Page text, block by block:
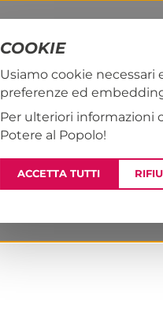
PAP!
COOKIE
Usiamo cookie necessari
preferenze ed
Per ulteriori informazioni
Potere al Popolo!
ACCETTA TUTTI